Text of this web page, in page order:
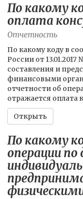
По какому
оплата
Отчетность
По какому коду в
России от
составления и
финансовыми
отчетности об
отражается оплата
Открыть
По какому
операции